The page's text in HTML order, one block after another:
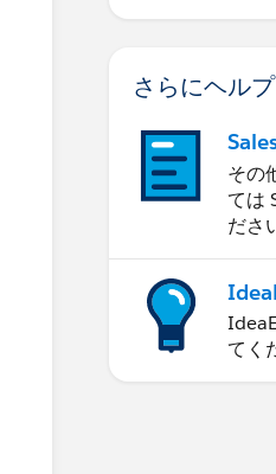
さらにヘル
その
ては
ださ
てく